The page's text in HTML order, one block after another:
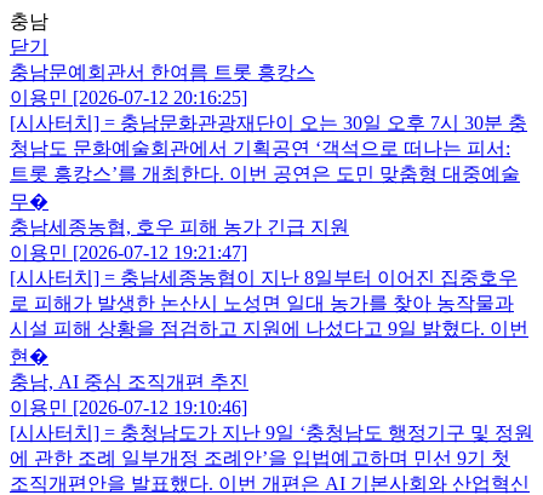
충남
닫기
충남문예회관서 한여름 트롯 흥캉스
이용민 [2026-07-12 20:16:25]
[시사터치] = 충남문화관광재단이 오는 30일 오후 7시 30분 충
청남도 문화예술회관에서 기획공연 ‘객석으로 떠나는 피서:
트롯 흥캉스’를 개최한다. 이번 공연은 도민 맞춤형 대중예술
무�
충남세종농협, 호우 피해 농가 긴급 지원
이용민 [2026-07-12 19:21:47]
[시사터치] = 충남세종농협이 지난 8일부터 이어진 집중호우
로 피해가 발생한 논산시 노성면 일대 농가를 찾아 농작물과
시설 피해 상황을 점검하고 지원에 나섰다고 9일 밝혔다. 이번
현�
충남, AI 중심 조직개편 추진
이용민 [2026-07-12 19:10:46]
[시사터치] = 충청남도가 지난 9일 ‘충청남도 행정기구 및 정원
에 관한 조례 일부개정 조례안’을 입법예고하며 민선 9기 첫
조직개편안을 발표했다. 이번 개편은 AI 기본사회와 산업혁신